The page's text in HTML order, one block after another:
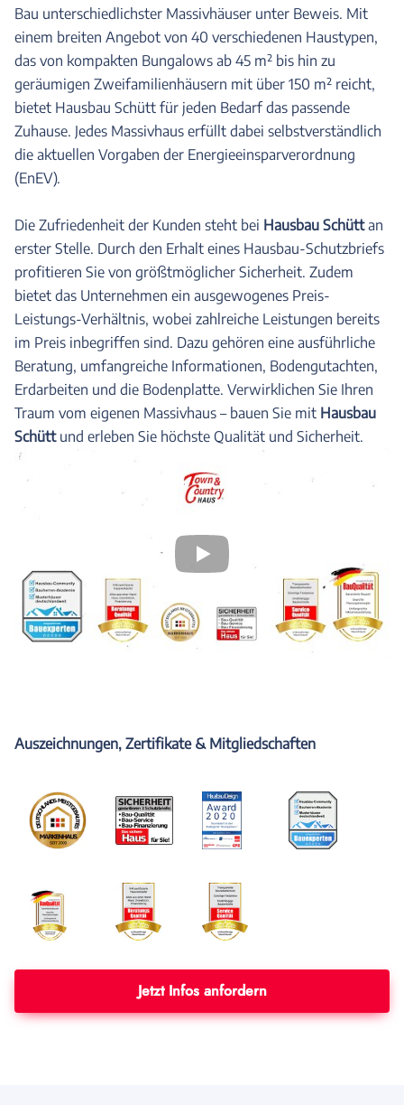
Bau unterschiedlichster Massivhäuser unter Beweis. Mit
einem breiten Angebot von 40 verschiedenen Haustypen,
das von kompakten Bungalows ab 45 m² bis hin zu
geräumigen Zweifamilienhäusern mit über 150 m² reicht,
bietet Hausbau Schütt für jeden Bedarf das passende
Zuhause. Jedes Massivhaus erfüllt dabei selbstverständlich
die aktuellen Vorgaben der Energieeinsparverordnung
(EnEV).
Die Zufriedenheit der Kunden steht bei Hausbau Schüttan
erster Stelle. Durch den Erhalt eines Hausbau-Schutzbriefs
profitieren Sie von größtmöglicher Sicherheit. Zudem
bietet das Unternehmen ein ausgewogenes Preis-
Leistungs-Verhältnis, wobei zahlreiche Leistungen bereits
im Preis inbegriffen sind. Dazu gehören eine ausführliche
Beratung, umfangreiche Informationen, Bodengutachten,
Erdarbeiten und die Bodenplatte. Verwirklichen Sie Ihren
Traum vom eigenen Massivhaus – bauen Sie mit Hausbau
Schüttund erleben Sie höchste Qualität und Sicherheit.
Auszeichnungen, Zertifikate & Mitgliedschaften
Jetzt Infos anfordern